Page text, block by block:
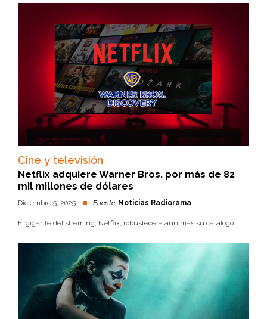
Cine y televisión
Netflix adquiere Warner Bros. por más de 82
mil millones de dólares
Diciembre 5, 2025 Fuente: Noticias Radiorama
El gigante del streming, Netflix, robustecerá aún más su catálogo...